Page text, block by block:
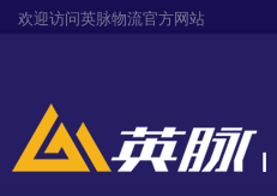
欢迎访问英脉物流官方网站